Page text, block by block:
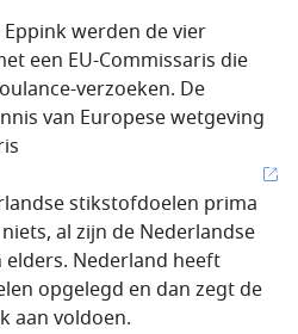
werden de vier
een EU-Commissaris die
verzoeken. De
van Europese wetgeving
stikstofdoelen prima
al zijn de Nederlandse
Nederland heeft
opgelegd en dan zegt de
aan voldoen.